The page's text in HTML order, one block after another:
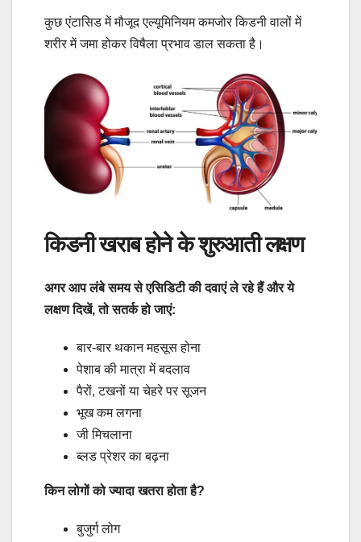
कुछ एंटासिड में मौजूद एल्यूमिनियम कमजोर किडनी वालों में
शरीर में जमा होकर विषैला प्रभाव डाल सकता है।
किडनी खराब होने के शुरुआती लक्षण
अगर आप लंबे समय से एसिडिटी की दवाएं ले रहे हैं और ये
लक्षण दिखें, तो सतर्क हो जाएं:
बार-बार थकान महसूस होना
पेशाब की मात्रा में बदलाव
पैरों, टखनों या चेहरे पर सूजन
भूख कम लगना
जी मिचलाना
ब्लड प्रेशर का बढ़ना
किन लोगों को ज्यादा खतरा होता है?
बुजुर्ग लोग